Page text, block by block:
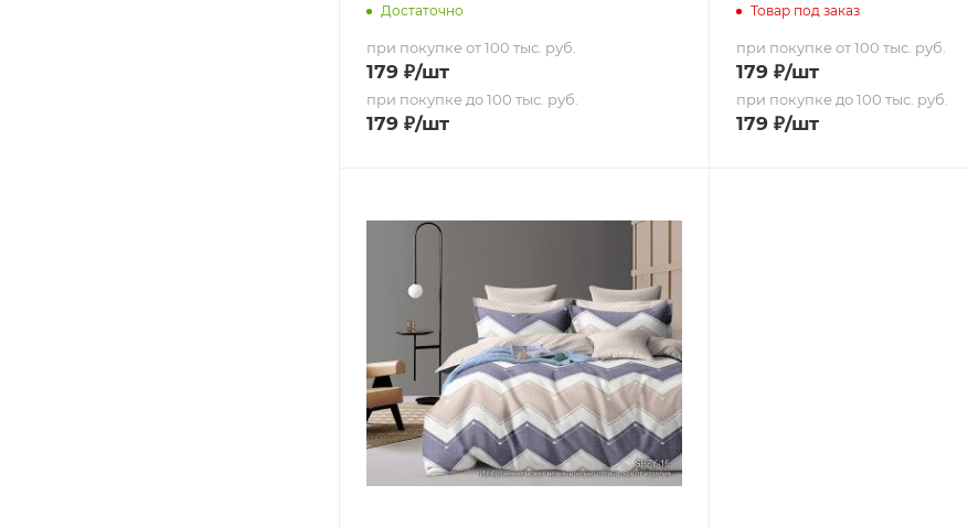
Достаточно
при покупке от 100 тыс. руб.
179 ₽/шт
при покупке до 100 тыс. руб.
179 ₽/шт
Товар под заказ
при покупке от 100 тыс. руб.
179 ₽/шт
при покупке до 100 тыс. руб.
179 ₽/шт